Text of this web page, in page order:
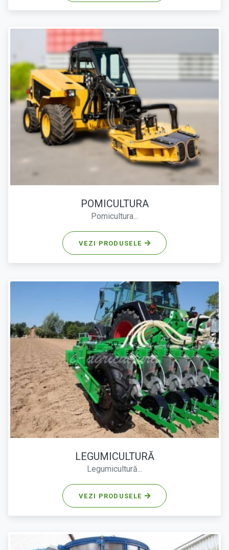
POMICULTURA
Pomicultura...
VEZI PRODUSELE
LEGUMICULTURĂ
Legumicultură...
VEZI PRODUSELE